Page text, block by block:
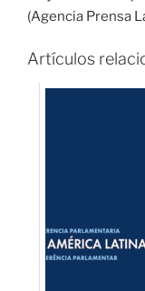
(Agencia Prensa
Artículos